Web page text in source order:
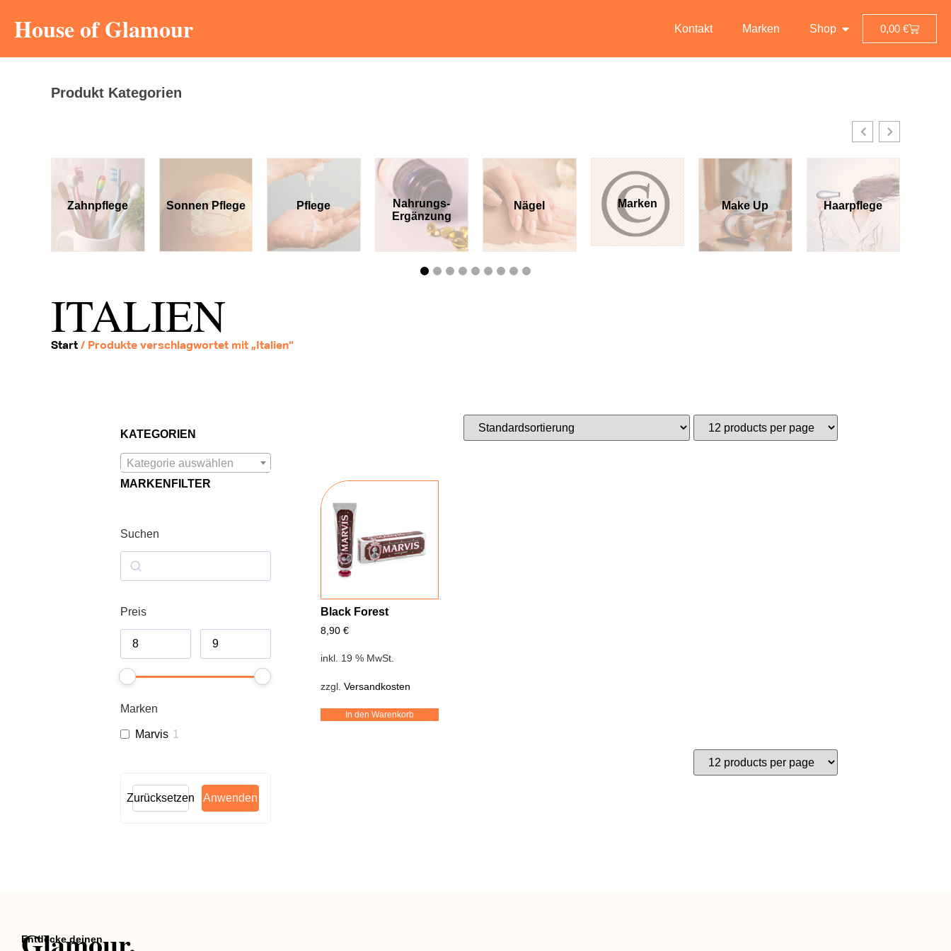
House of Glamour Kontakt Marken Shop 0,00 €
Produkt Kategorien
Zahnpflege Sonnen Pflege Pflege
Nahrungs-
Ergänzung
Nägel Marken Make Up Haarpflege
ITALIEN
Start / Produkte verschlagwortet mit „Italien“
KATEGORIEN
Kategorie auswählen
MARKENFILTER
Suchen
Preis
Marken
Marvis 1
Anwenden
Zurücksetzen
Black Forest
8,90 €
inkl. 19 % MwSt.
zzgl. Versandkosten
In den Warenkorb
Entdecke deinen